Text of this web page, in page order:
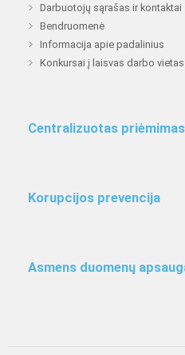
Darbuotojų sąrašas ir kontaktai
Bendruomenė
Informacija apie padalinius
Konkursai į laisvas darbo vietas
Centralizuotas
Korupcijos prevencija
Asmens duomenų